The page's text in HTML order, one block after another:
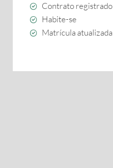
Contrato registrado
Habite-se
Matrícula atualizada